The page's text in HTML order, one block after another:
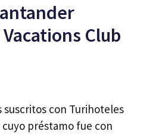
Club
suscritos con Turihoteles
cuyo préstamo fue con